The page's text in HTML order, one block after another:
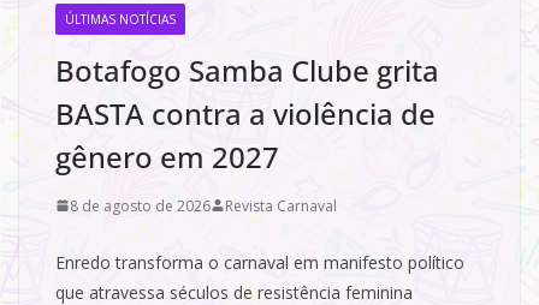
ÚLTIMAS NOTÍCIAS
Botafogo Samba Clube grita
BASTA contra a violência de
gênero em 2027
8 de agosto de 2026 Revista Carnaval
Enredo transforma o carnaval em manifesto político
que atravessa séculos de resistência feminina